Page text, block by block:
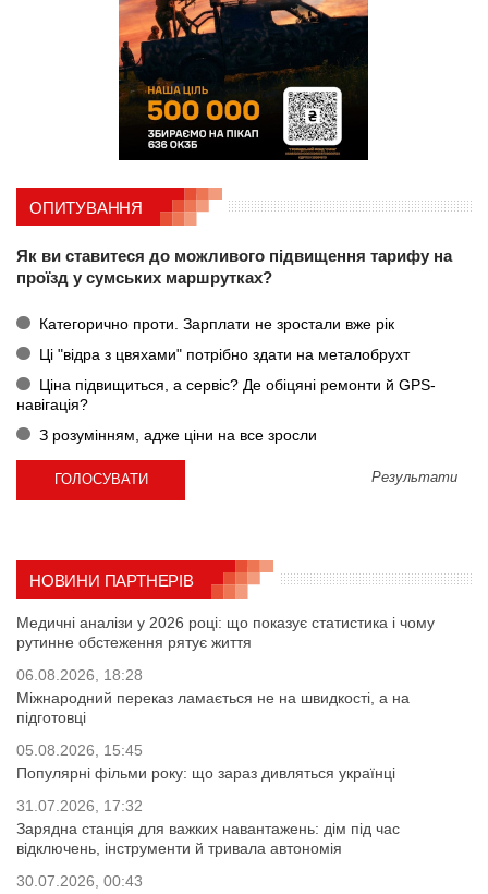
ОПИТУВАННЯ
Як ви ставитеся до можливого підвищення тарифу на
проїзд у сумських маршрутках?
Категорично проти. Зарплати не зростали вже рік
Ці "відра з цвяхами" потрібно здати на металобрухт
Ціна підвищиться, а сервіс? Де обіцяні ремонти й GPS-
навігація?
З розумінням, адже ціни на все зросли
Результати
НОВИНИ ПАРТНЕРІВ
Медичні аналізи у 2026 році: що показує статистика і чому
рутинне обстеження рятує життя
06.08.2026, 18:28
Міжнародний переказ ламається не на швидкості, а на
підготовці
05.08.2026, 15:45
Популярні фільми року: що зараз дивляться українці
31.07.2026, 17:32
Зарядна станція для важких навантажень: дім під час
відключень, інструменти й тривала автономія
30.07.2026, 00:43